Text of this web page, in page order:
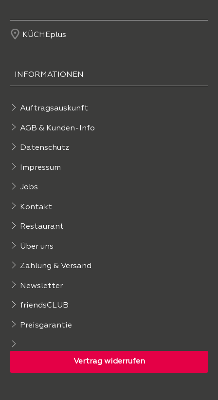
KÜCHEplus
INFORMATIONEN
Auftragsauskunft
AGB & Kunden-Info
Datenschutz
Impressum
Jobs
Kontakt
Restaurant
Über uns
Zahlung & Versand
Newsletter
friendsCLUB
Preisgarantie